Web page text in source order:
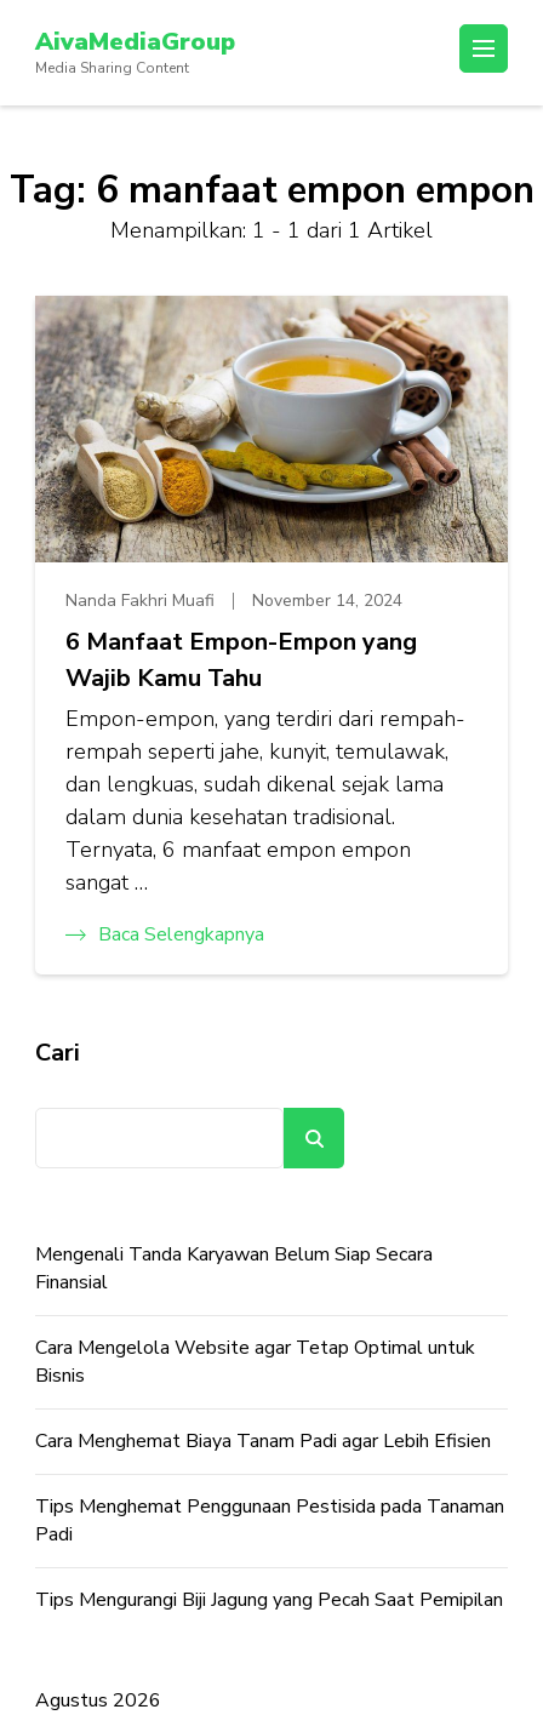
konten
(Tekan
AivaMediaGroup
Media Sharing Content
Tag: 6 manfaat empon empon
Menampilkan: 1 - 1 dari 1 Artikel
Nanda Fakhri Muafi November 14, 2024
6 Manfaat Empon-Empon yang
Wajib Kamu Tahu
Empon-empon, yang terdiri dari rempah-
rempah seperti jahe, kunyit, temulawak,
dan lengkuas, sudah dikenal sejak lama
dalam dunia kesehatan tradisional.
Ternyata, 6 manfaat empon empon
sangat …
Baca Selengkapnya
Cari
Mengenali Tanda Karyawan Belum Siap Secara
Finansial
Cara Mengelola Website agar Tetap Optimal untuk
Bisnis
Cara Menghemat Biaya Tanam Padi agar Lebih Efisien
Tips Menghemat Penggunaan Pestisida pada Tanaman
Padi
Tips Mengurangi Biji Jagung yang Pecah Saat Pemipilan
Agustus 2026